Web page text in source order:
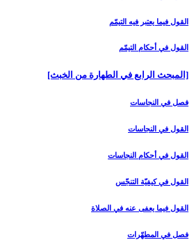
القول فيما يعتبر فيه التيمّم‏
القول في أحكام التيمّم‏
[المبحث الرابع في الطهارة من الخبث‏]
فصل في النجاسات‏
القول في النجاسات‏
القول في أحكام النجاسات‏
القول في كيفيّة التنجّس‏
القول فيما يعفى عنه في الصلاة
فصل في المطهّرات‏